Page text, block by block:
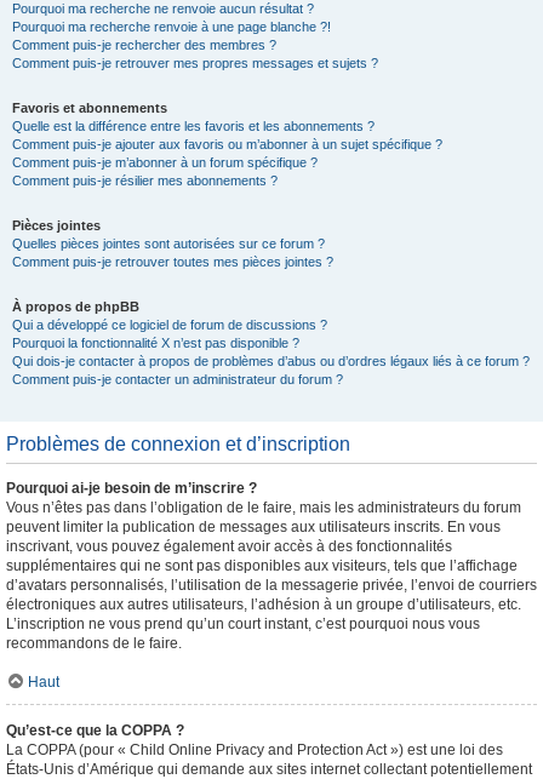
Pourquoi ma recherche ne renvoie aucun résultat ?
Pourquoi ma recherche renvoie à une page blanche ?!
Comment puis-je rechercher des membres ?
Comment puis-je retrouver mes propres messages et sujets ?
Favoris et abonnements
Quelle est la différence entre les favoris et les abonnements ?
Comment puis-je ajouter aux favoris ou m’abonner à un sujet spécifique ?
Comment puis-je m’abonner à un forum spécifique ?
Comment puis-je résilier mes abonnements ?
Pièces jointes
Quelles pièces jointes sont autorisées sur ce forum ?
Comment puis-je retrouver toutes mes pièces jointes ?
À propos de phpBB
Qui a développé ce logiciel de forum de discussions ?
Pourquoi la fonctionnalité X n’est pas disponible ?
Qui dois-je contacter à propos de problèmes d’abus ou d’ordres légaux liés à ce forum ?
Comment puis-je contacter un administrateur du forum ?
Problèmes de connexion et d’inscription
Pourquoi ai-je besoin de m’inscrire ?
Vous n’êtes pas dans l’obligation de le faire, mais les administrateurs du forum
peuvent limiter la publication de messages aux utilisateurs inscrits. En vous
inscrivant, vous pouvez également avoir accès à des fonctionnalités
supplémentaires qui ne sont pas disponibles aux visiteurs, tels que l’affichage
d’avatars personnalisés, l’utilisation de la messagerie privée, l’envoi de courriers
électroniques aux autres utilisateurs, l’adhésion à un groupe d’utilisateurs, etc.
L’inscription ne vous prend qu’un court instant, c’est pourquoi nous vous
recommandons de le faire.
Haut
Qu’est-ce que la COPPA ?
La COPPA (pour « Child Online Privacy and Protection Act ») est une loi des
États-Unis d’Amérique qui demande aux sites internet collectant potentiellement